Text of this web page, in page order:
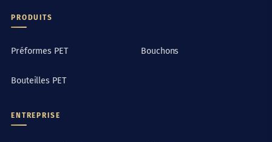
PRODUITS
Préformes PET Bouchons
Bouteilles PET
ENTREPRISE